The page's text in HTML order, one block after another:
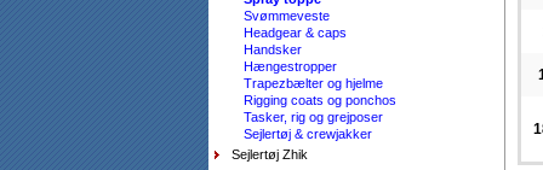
Sejlersko Sebago Docksides Flesh Out
beige/camel
DKK1.199,00
Svømmeveste
Headgear & caps
Handsker
Hængestropper
Trapezbælter og hjelme
Rigging coats og ponchos
Tasker, rig og grejposer
Sejlertøj & crewjakker
Sejlertøj Zhik